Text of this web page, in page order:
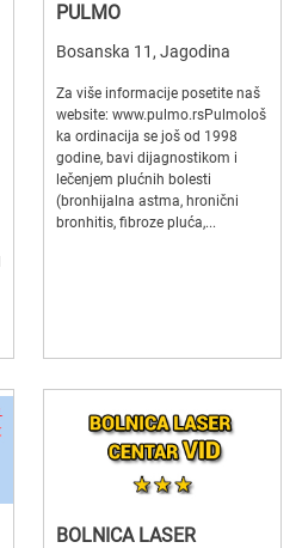
PULMO
Bosanska 11, Jagodina
Za više informacije posetite naš
website: www.pulmo.rsPulmološ
ka ordinacija se još od 1998
godine, bavi dijagnostikom i
lečenjem plućnih bolesti
(bronhijalna astma, hronični
bronhitis, fibroze pluća,...
BOLNICA LASER